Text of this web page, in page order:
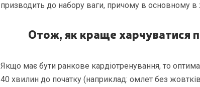
призводить до набору ваги, причому в основному в
Отож, як краще харчуватися
Якщо має бути ранкове кардіотренування, то
40 хвилин до початку (наприклад: омлет без